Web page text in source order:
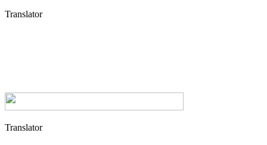
Translator
Translator